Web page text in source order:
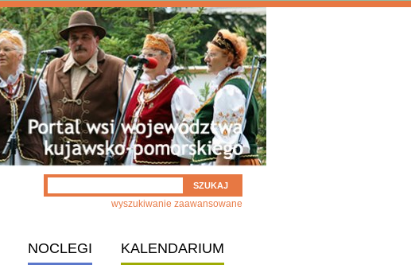
wyszukiwanie zaawansowane
NOCLEGI KALENDARIUM